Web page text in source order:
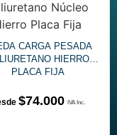
CARGA PESADA
HIERRO
PLACA FIJA
$74.000